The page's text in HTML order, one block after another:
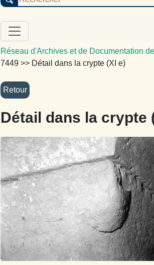
Réseau d'Archives et de Documentation
7449 >> Détail dans la crypte (XI e)
Détail dans la crypte